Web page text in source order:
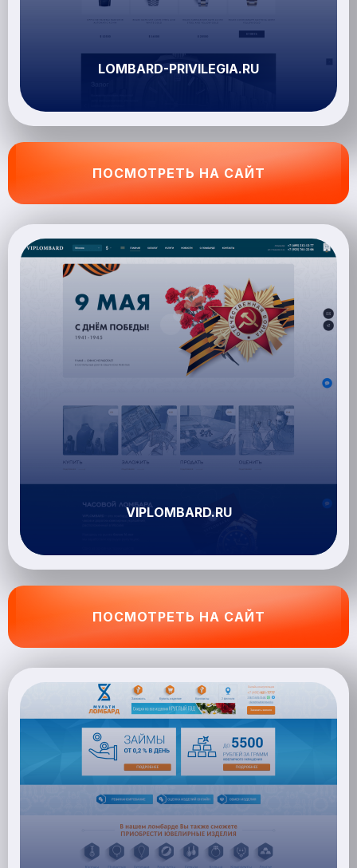
LOMBARD-PRIVILEGIA.RU
ПОСМОТРЕТЬ НА САЙТ
VIPLOMBARD.RU
ПОСМОТРЕТЬ НА САЙТ